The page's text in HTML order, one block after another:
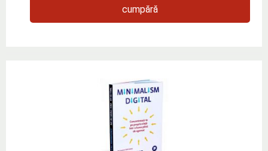
cumpără